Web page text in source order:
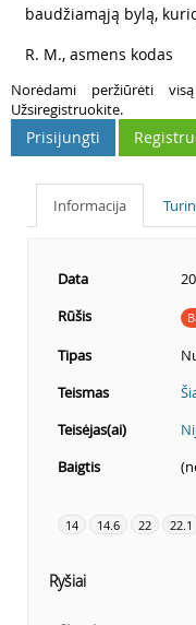
baudžiamąją bylą,
R. M., asmens kodas
Norėdami peržiūrėti
Užsiregistruokite.
Prisijungti
Informacija
Data
Rūšis
Tipas
Teismas
Teisėjas(ai)
Baigtis
14 14.6 22 22.1
Ryšiai